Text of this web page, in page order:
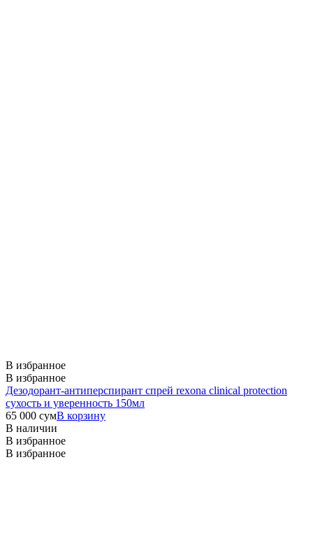
В избранное
В избранное
Дезодорант-антиперспирант спрей rexona clinical protection
сухость и уверенность 150мл
65 000 сумВ корзину
В наличии
В избранное
В избранное